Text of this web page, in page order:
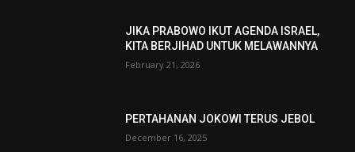
JIKA PRABOWO IKUT AGENDA ISRAEL,
KITA BERJIHAD UNTUK MELAWANNYA
February 21, 2026
PERTAHANAN JOKOWI TERUS JEBOL
December 16, 2025